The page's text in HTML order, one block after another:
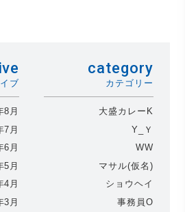
ブ
8月
7月
6月
5月
4月
3月
category
カテゴリー
大盛カレーK
Y_Ｙ
WW
マサル(仮名)
ショウヘイ
事務員O